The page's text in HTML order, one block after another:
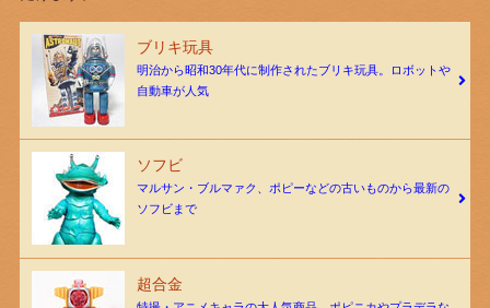
ブリキ玩具
明治から昭和30年代に制作されたブリキ玩具。ロボットや
自動車が人気
ソフビ
マルサン・ブルマァク、ポピーなどの古いものから最新の
ソフビまで
超合金